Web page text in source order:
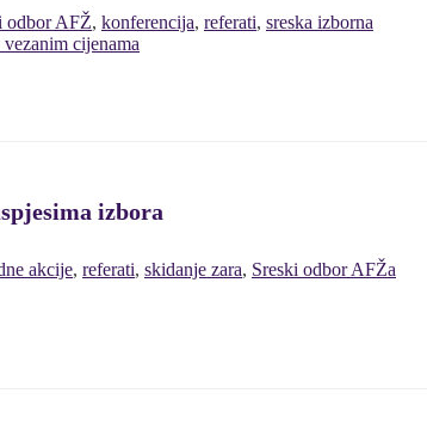
odbor AFŽ, konferencija, referati, sreska izborna
vezanim cijenama
izbora
akcije, referati, skidanje zara, Sreski odbor AFŽa